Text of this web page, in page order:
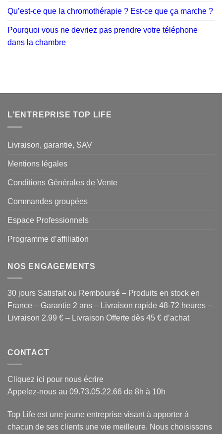
Qu’est-ce que la chromothérapie ? Est-ce que ça marche ?
Pourquoi vous ne devriez pas prendre votre téléphone
dans la chambre
L’ENTREPRISE TOP LIFE
Livraison, garantie, SAV
Mentions légales
Conditions Générales de Vente
Commandes groupées
Espace Professionnels
Programme d’affiliation
NOS ENGAGEMENTS
30 jours Satisfait ou Remboursé – Produits en stock en
France – Garantie 2 ans – Livraison rapide 48-72 heures –
Livraison 2.99 € – Livraison Offerte dès 45 € d’achat
CONTACT
Cliquez ici pour nous écrire
Appelez-nous au 09.73.05.22.66 de 8h à 10h
Top Life est une jeune entreprise visant à apporter à
chacun de ses clients une vie meilleure. Nous choisissons